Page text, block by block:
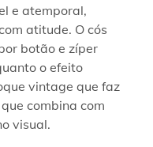
e atemporal,
atitude. O cós
botão e zíper
o efeito
vintage que faz
combina com
visual.